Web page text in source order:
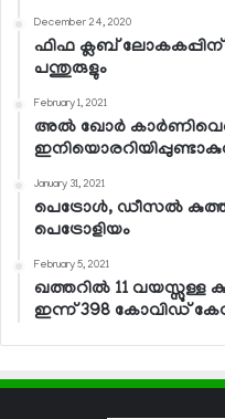
December 24, 2020
ഫിഫ ക്ലബ്
പന്തുരുളും
February 1, 2021
അല്‍ ഖോര്‍
January 31, 2021
പെട്രോള്‍, ഡീസല്‍
പെട്രോളിയം
February 5, 2021
ഖത്തറില്‍ 11 വയസ്സുള്ള
ഇന്ന് 398 കോവിഡ്